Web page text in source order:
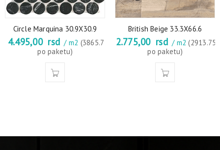
Circle Marquina 30.9X30.9
4.495,00 rsd / m2 (3865.7
po paketu)
British Beige 33.3X66.6
2.775,00 rsd / m2(2913.75
po paketu)